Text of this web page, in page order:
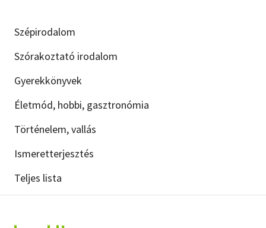
Természettudomány
Történelem
Vallás
Szépirodalom
Szórakoztató irodalom
Gyerekkönyvek
Életmód, hobbi, gasztronómia
Történelem, vallás
Ismeretterjesztés
Teljes lista